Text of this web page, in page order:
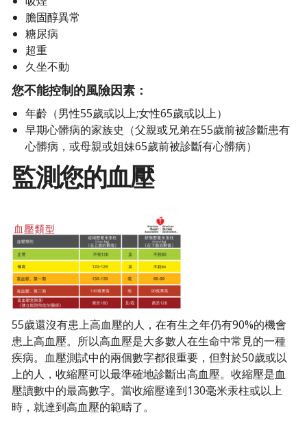
膽固醇異常
糖尿病
超重
久坐不動
您不能控制的風險因素：
年齡（男性55歲或以上;女性65歲或以上）
早期心髒病的家族史（父親或兄弟在55歲前被診斷患有
心髒病，或母親或姐妹65歲前被診斷有心髒病）
監測您的血壓
55歲還沒有患上高血壓的人，在有生之年仍有90%的機會
患上高血壓。所以高血壓是大多數人在生命中常見的一種
疾病。血壓測試中的兩個數字都很重要，但對於50歲或以
上的人，收縮壓可以最準確地診斷出高血壓。收縮壓是血
壓讀數中的最高數字。當收縮壓達到130毫米汞柱或以上
時，就達到高血壓的範疇了。